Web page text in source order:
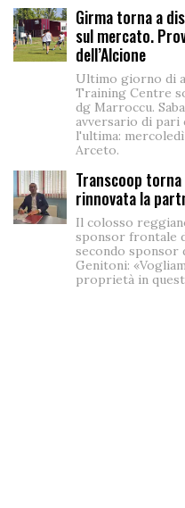
Girma torna a
sul mercato.
dell’Alcione
Ultimo giorno di
Training Centre
dg Marroccu.
avversario di pari
l'ultima:
Arceto.
Transcoop
rinnovata la
Il colosso
sponsor frontale
secondo sponsor
Genitoni:
proprietà in